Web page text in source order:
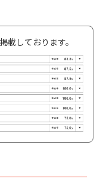
載しております。